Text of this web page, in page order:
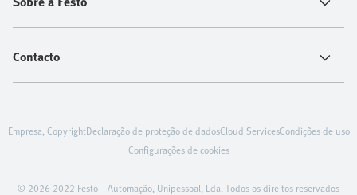
Contacto
© 2026 2022 Festo – Automação, Unipessoal, Lda. Todos os direitos reservados
Empresa, CopyrightDeclaração de proteção de dadosCloud ServicesCondições de uso
Configurações de cookies